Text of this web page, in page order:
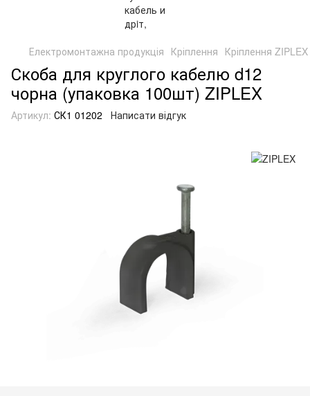
Електромонтажна продукція Кріплення Кріплення ZIPLEX
Скоба для круглого кабелю d12
чорна (упаковка 100шт) ZIPLEX
Артикул: СК1 01202 Написати відгук